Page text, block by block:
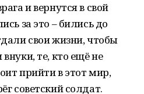
и вернутся в свой
за это – бились до
свои жизни, чтобы
те, кто ещё не
прийти в этот мир,
советский солдат.